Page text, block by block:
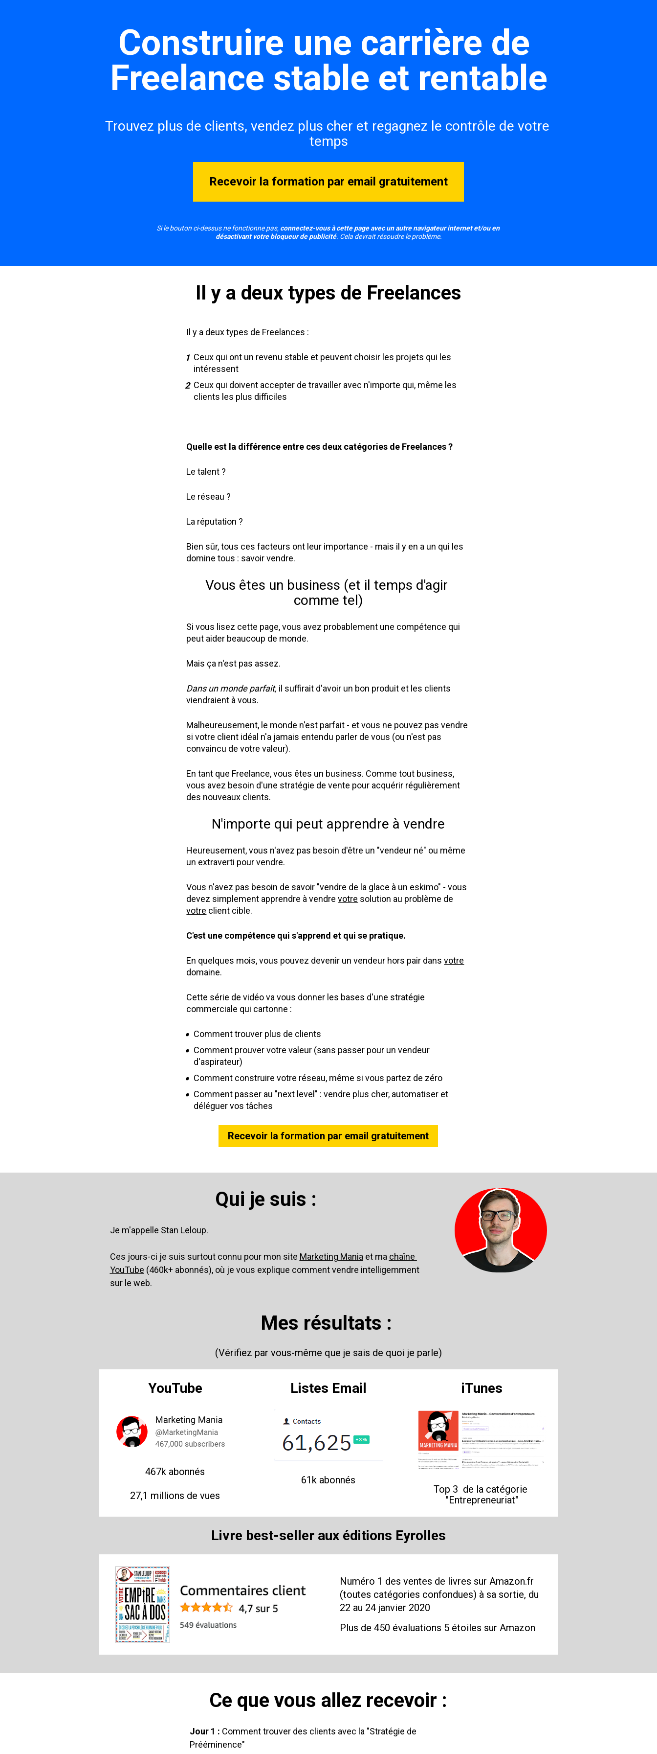
Construire une carrière de
Freelance stable et rentable
Trouvez plus de clients, vendez plus cher et regagnez le contrôle de votre
temps
Recevoir la formation par email gratuitement
Si le bouton ci-dessus ne fonctionne pas, connectez-vous à cette page avec un autre navigateur internet et/ou en
désactivant votre bloqueur de publicité. Cela devrait résoudre le problème.
Il y a deux types de Freelances
Il y a deux types de Freelances :
Ceux qui ont un revenu stable et peuvent choisir les projets qui les
intéressent
Ceux qui doivent accepter de travailler avec n'importe qui, même les
clients les plus difficiles
Quelle est la différence entre ces deux catégories de Freelances ?
Le talent ?
Le réseau ?
La réputation ?
Bien sûr, tous ces facteurs ont leur importance - mais il y en a un qui les
domine tous : savoir vendre.
Vous êtes un business (et il temps d'agir
comme tel)
Si vous lisez cette page, vous avez probablement une compétence qui
peut aider beaucoup de monde.
Mais ça n'est pas assez.
Dans un monde parfait, il suffirait d'avoir un bon produit et les clients
viendraient à vous.
Malheureusement, le monde n'est parfait - et vous ne pouvez pas vendre
si votre client idéal n'a jamais entendu parler de vous (ou n'est pas
convaincu de votre valeur).
En tant que Freelance, vous êtes un business. Comme tout business,
vous avez besoin d'une stratégie de vente pour acquérir régulièrement
des nouveaux clients.
N'importe qui peut apprendre à vendre
Heureusement, vous n'avez pas besoin d'être un "vendeur né" ou même
un extraverti pour vendre.
Vous n'avez pas besoin de savoir "vendre de la glace à un eskimo" - vous
devez simplement apprendre à vendre votre
votre client cible.
C'est une compétence qui s'apprend et qui se pratique.
En quelques mois, vous pouvez devenir un vendeur hors pair dans votre
domaine.
Cette série de vidéo va vous donner les bases d'une stratégie
commerciale qui cartonne :
Comment trouver plus de clients
Comment prouver votre valeur (sans passer pour un vendeur
d'aspirateur)
Comment construire votre réseau, même si vous partez de zéro
Comment passer au "next level" : vendre plus cher, automatiser et
déléguer vos tâches
Recevoir la formation par email gratuitement
Qui je suis :
Je m'appelle Stan Leloup.
Ces jours-ci je suis surtout connu pour mon site Marketing Mania et ma chaîne
YouTube (460k+ abonnés), où je vous explique comment vendre intelligemment
sur le web.
Mes résultats :
(Vérifiez par vous-même que je sais de quoi je parle)
YouTube
467k abonnés
27,1 millions de vues
Listes Email
61k abonnés
iTunes
Top 3  de la catégorie
"Entrepreneuriat"
Livre best-seller aux éditions Eyrolles
Numéro 1 des ventes de livres sur Amazon.fr
(toutes catégories confondues) à sa sortie, du
22 au 24 janvier 2020
Plus de 450 évaluations 5 étoiles sur Amazon
Ce que vous allez recevoir :
Jour 1 : Comment trouver des clients avec la "Stratégie de
Prééminence"